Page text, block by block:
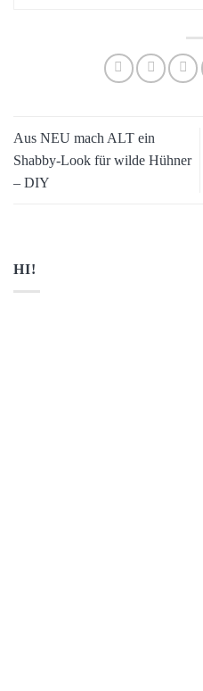
Aus NEU mach ALT ein
Shabby-Look für wilde Hühner
– DIY
HI!